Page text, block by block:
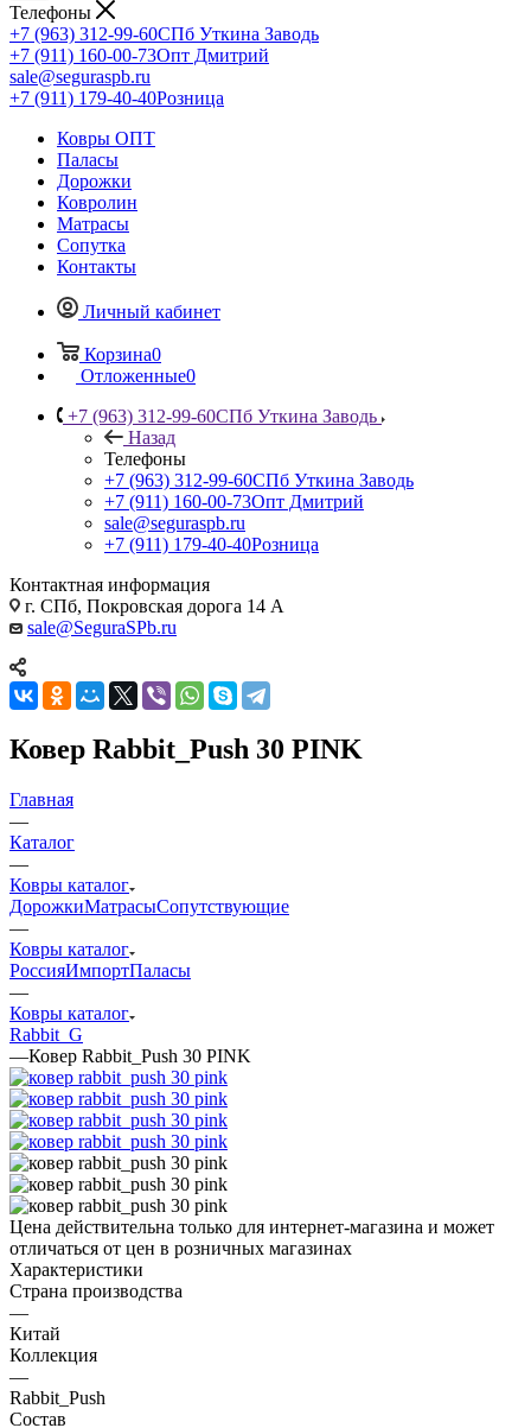
Телефоны
+7 (963) 312-99-60СПб Уткина Заводь
+7 (911) 160-00-73Опт Дмитрий
sale@seguraspb.ru
+7 (911) 179-40-40Розница
Ковры ОПТ
Паласы
Дорожки
Ковролин
Матрасы
Сопутка
Контакты
Личный кабинет
Корзина0
Отложенные0
+7 (963) 312-99-60СПб Уткина Заводь
Назад
Телефоны
+7 (963) 312-99-60СПб Уткина Заводь
+7 (911) 160-00-73Опт Дмитрий
sale@seguraspb.ru
+7 (911) 179-40-40Розница
Контактная информация
г. СПб, Покровская дорога 14 А
sale@SeguraSPb.ru
Ковер Rabbit_Push 30 PINK
Главная
—
Каталог
—
Ковры каталог
ДорожкиМатрасыСопутствующие
—
Ковры каталог
РоссияИмпортПаласы
—
Ковры каталог
Rabbit_G
—Ковер Rabbit_Push 30 PINK
Цена действительна только для интернет-магазина и может
отличаться от цен в розничных магазинах
Характеристики
Страна производства
—
Китай
Коллекция
—
Rabbit_Push
Состав